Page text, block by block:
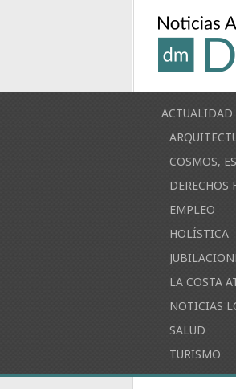
ACTUALIDAD
COSMOS,
DERECHOS
EMPLEO
HOLÍSTICA
LA COSTA
NOTICIAS
SALUD
TURISMO